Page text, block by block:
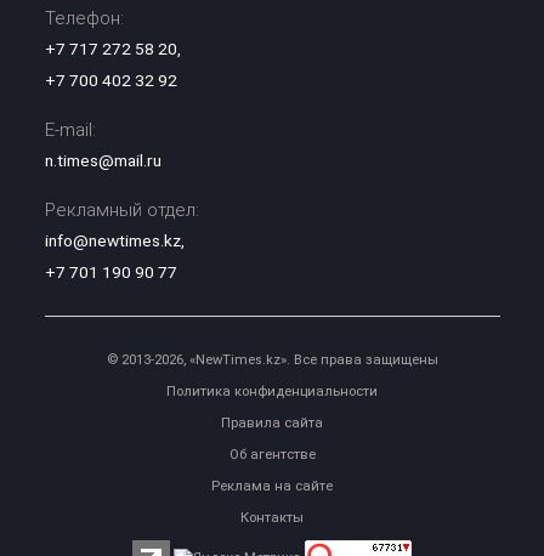
Телефон:
+7 717 272 58 20
+7 700 402 32 92
E-mail:
n.times@mail.ru
Рекламный отдел:
info@newtimes.kz,
+7 701 190 90 77
© 2013-2026, «NewTimes.kz». Все права защищены
Политика конфиденциальности
Правила сайта
Об агентстве
Реклама на сайте
Контакты